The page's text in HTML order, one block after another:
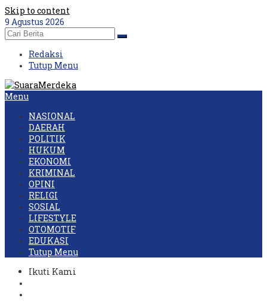
Skip to content
9 Agustus 2026
Redaksi
Tutup Menu
Menu
NASIONAL
DAERAH
POLITIK
HUKUM
EKONOMI
KRIMINAL
OPINI
RELIGI
SOSIAL
LIFESTYLE
OTOMOTIF
EDUKASI
Tutup Menu
Ikuti Kami